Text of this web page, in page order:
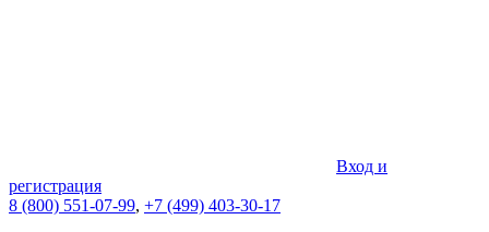
Вход и
регистрация
8 (800) 551-07-99, +7 (499) 403-30-17